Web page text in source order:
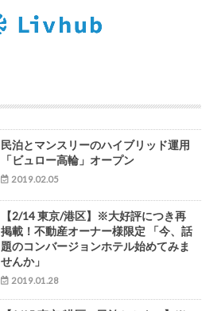
民泊とマンスリーのハイブリッド運用
「ビュロー高輪」オープン
2019.02.05
【2/14 東京/港区】※大好評につき再
掲載！不動産オーナー様限定 「今、話
題のコンバージョンホテル始めてみま
せんか」
2019.01.28